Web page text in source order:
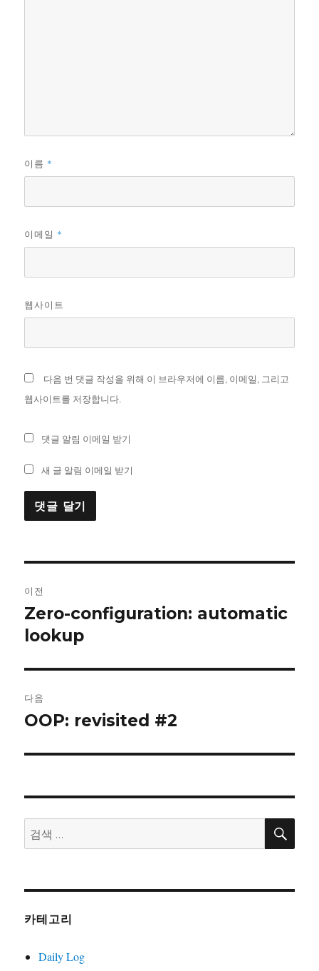
이름 *
이메일 *
웹사이트
다음 번 댓글 작성을 위해 이 브라우저에 이름, 이메일, 그리고
웹사이트를 저장합니다.
댓글 알림 이메일 받기
새 글 알림 이메일 받기
내
비
게
이
션
이전
이
전
Zero-configuration: automatic
lookup
다음
다
글:
OOP: revisited #2
검
색:
검
카테고리
Daily Log